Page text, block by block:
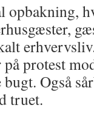
på protest
Også
truet.